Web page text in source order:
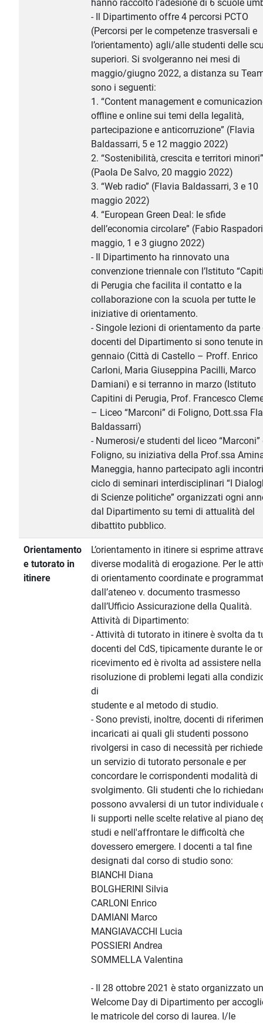
hanno raccolto l’adesione di 6 scuole
- Il Dipartimento offre 4 percorsi PCTO
(Percorsi per le competenze trasversali e
l’orientamento) agli/alle studenti delle
superiori. Si svolgeranno nei mesi di
maggio/giugno 2022, a distanza su
sono i seguenti:
1. “Content management e
offline e online sui temi della legalità,
partecipazione e anticorruzione” (Flavia
Baldassarri, 5 e 12 maggio 2022)
2. “Sostenibilità, crescita e territori minori”
(Paola De Salvo, 20 maggio 2022)
3. “Web radio” (Flavia Baldassarri, 3 e 10
maggio 2022)
4. “European Green Deal: le sfide
dell’economia circolare” (Fabio
maggio, 1 e 3 giugno 2022)
- Il Dipartimento ha rinnovato una
convenzione triennale con l’Istituto
di Perugia che facilita il contatto e la
collaborazione con la scuola per tutte le
iniziative di orientamento.
- Singole lezioni di orientamento da parte
docenti del Dipartimento si sono tenute in
gennaio (Città di Castello – Proff. Enrico
Carloni, Maria Giuseppina Pacilli, Marco
Damiani) e si terranno in marzo (Istituto
Capitini di Perugia, Prof. Francesco
– Liceo “Marconi” di Foligno, Dott.ssa
Baldassarri)
- Numerosi/e studenti del liceo “Marconi”
Foligno, su iniziativa della Prof.ssa
Maneggia, hanno partecipato agli
ciclo di seminari interdisciplinari “I
di Scienze politiche” organizzati ogni
dal Dipartimento su temi di attualità del
dibattito pubblico.
Orientamento
e tutorato in
itinere
L’orientamento in itinere si esprime
diverse modalità di erogazione. Per le
di orientamento coordinate e
dall’ateneo v. documento trasmesso
dall’Ufficio Assicurazione della Qualità.
Attività di Dipartimento:
- Attività di tutorato in itinere è svolta da
docenti del CdS, tipicamente durante le
ricevimento ed è rivolta ad assistere nella
risoluzione di problemi legati alla
di
studente e al metodo di studio.
- Sono previsti, inoltre, docenti di
incaricati ai quali gli studenti possono
rivolgersi in caso di necessità per
un servizio di tutorato personale e per
concordare le corrispondenti modalità di
svolgimento. Gli studenti che lo
possono avvalersi di un tutor individuale
li supporti nelle scelte relative al piano
studi e nell'affrontare le difficoltà che
dovessero emergere. I docenti a tal fine
designati dal corso di studio sono:
BIANCHI Diana
BOLGHERINI Silvia
CARLONI Enrico
DAMIANI Marco
MANGIAVACCHI Lucia
POSSIERI Andrea
SOMMELLA Valentina
- Il 28 ottobre 2021 è stato organizzato un
Welcome Day di Dipartimento per
le matricole del corso di laurea. I/le